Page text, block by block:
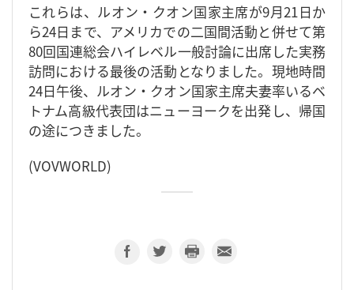
これらは、ルオン・クオン国家主席が9月21日か
ら24日まで、アメリカでの二国間活動と併せて第
80回国連総会ハイレベル一般討論に出席した実務
訪問における最後の活動となりました。現地時間
24日午後、ルオン・クオン国家主席夫妻率いるベ
トナム高級代表団はニューヨークを出発し、帰国
の途につきました。
(VOVWORLD)